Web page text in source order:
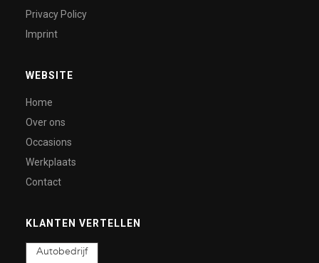
Privacy Policy
Imprint
WEBSITE
Home
Over ons
Occasions
Werkplaats
Contact
KLANTEN VERTELLEN
Autobedrijf